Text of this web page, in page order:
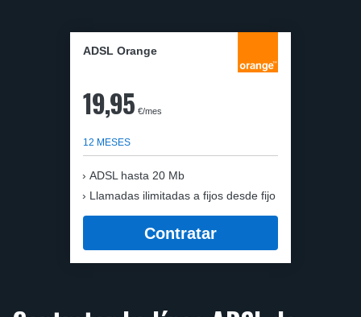
ADSL Orange
19,95 €/mes
12 MESES
ADSL hasta 20 Mb
Llamadas ilimitadas a fijos desde fijo
Contratar